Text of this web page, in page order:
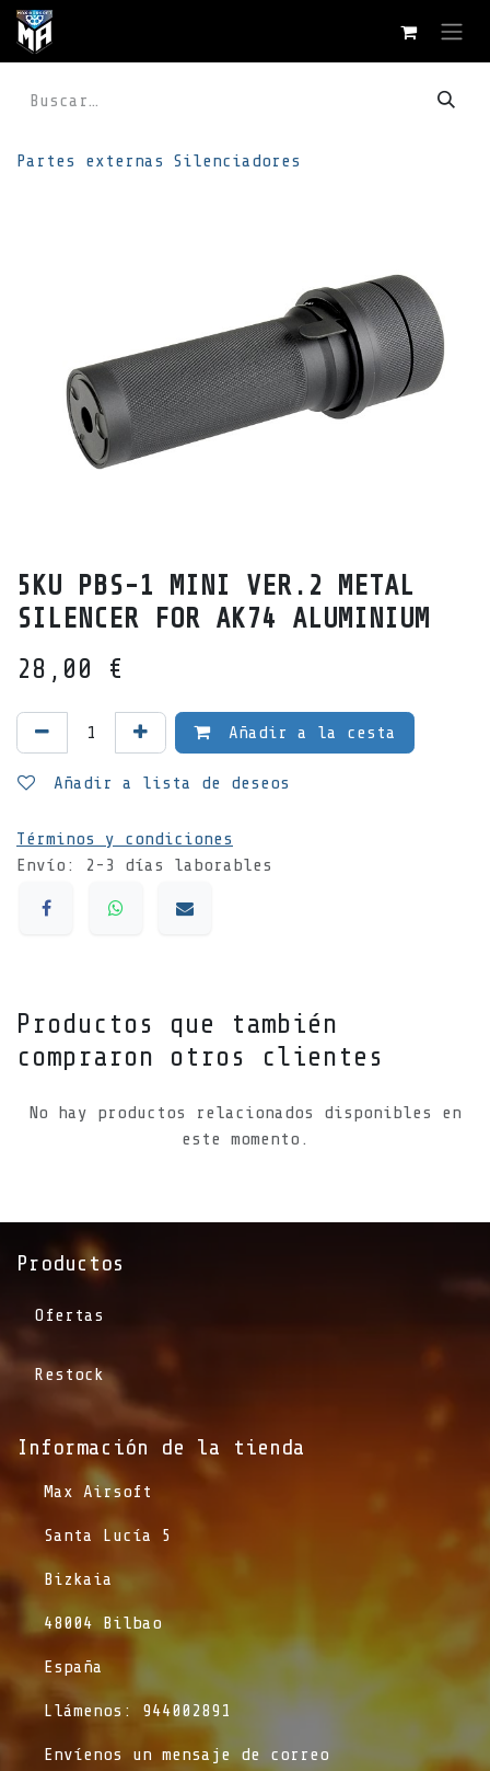
Ir al contenido
Partes externas Silenciadores
5KU PBS-1 MINI VER.2 METAL
SILENCER FOR AK74 ALUMINIUM
28,00
€
Añadir a la cesta
Añadir a lista de deseos
Términos y condiciones
Envío: 2-3 días laborables
Productos que también
compraron otros clientes
No hay productos relacionados disponibles en
este momento.
Productos
Ofertas
Restock
Información de la tienda​
​Max Airsoft
​Santa Lucía 5
​Bizkaia
​48004 Bilbao
​España
​Llámenos: 944002891
​Envíenos un mensaje de correo